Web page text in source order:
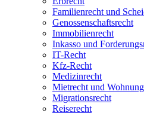
Familienrecht und
Genossenschaftsrecht
Immobilienrecht
Inkasso und
IT-Recht
Kfz-Recht
Medizinrecht
Mietrecht und
Migrationsrecht
Reiserecht